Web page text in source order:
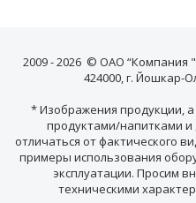
2009 - 2026 © ОАО “Компания
424000, г. Йошкар-
* Изображения продукции,
продуктами/напитками
отличаться от фактического
примеры использования
эксплуатации. Просим
техническими